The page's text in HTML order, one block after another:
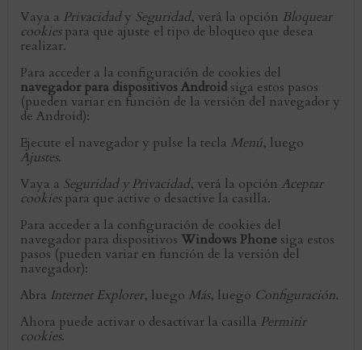
Vaya a Privacidady Seguridad, verá la opción Bloquear
cookiespara que ajuste el tipo de bloqueo que desea
realizar.
Para acceder a la configuración de cookies del
navegador para dispositivos Androidsiga estos pasos
(pueden variar en función de la versión del navegador y
de Android):
Ejecute el navegador y pulse la tecla Menú, luego
Ajustes.
Vaya a Seguridad y Privacidad, verá la opción Aceptar
cookiespara que active o desactive la casilla.
Para acceder a la configuración de cookies del
navegador para dispositivos Windows Phonesiga estos
pasos (pueden variar en función de la versión del
navegador):
Abra Internet Explorer, luego Más, luego Configuración.
Ahora puede activar o desactivar la casilla Permitir
cookies.